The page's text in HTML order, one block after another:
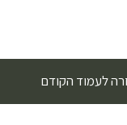
לעמוד הקודם